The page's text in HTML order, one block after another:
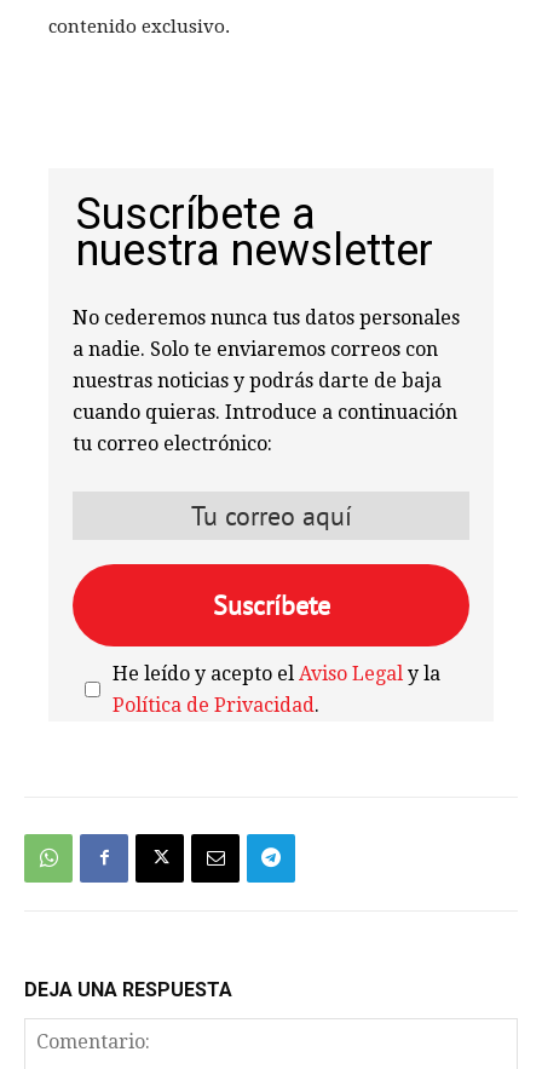
contenido exclusivo.
Suscríbete a
nuestra newsletter
No cederemos nunca tus datos personales
a nadie. Solo te enviaremos correos con
nuestras noticias y podrás darte de baja
cuando quieras. Introduce a continuación
tu correo electrónico:
He leído y acepto el Aviso Legal y la
Política de Privacidad.
DEJA UNA RESPUESTA